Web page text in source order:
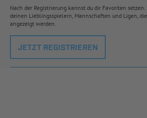
Nach der Registrierung kannst du dir Favoriten setzen.
deinen Lieblingsspielern, Mannschaften und Ligen,
angezeigt werden.
JETZT REGISTRIEREN